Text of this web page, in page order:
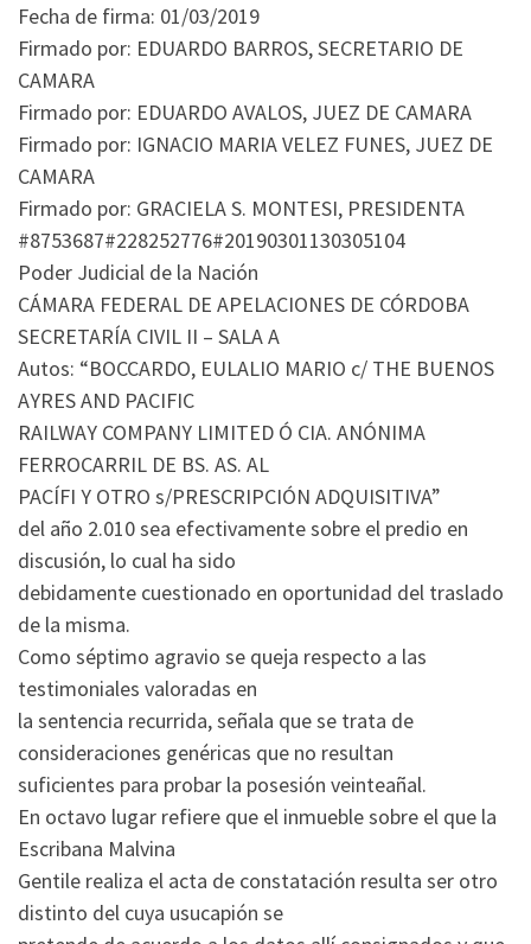
Fecha de firma: 01/03/2019
Firmado por: EDUARDO BARROS, SECRETARIO DE
CAMARA
Firmado por: EDUARDO AVALOS, JUEZ DE CAMARA
Firmado por: IGNACIO MARIA VELEZ FUNES, JUEZ DE
CAMARA
Firmado por: GRACIELA S. MONTESI, PRESIDENTA
#8753687#228252776#20190301130305104
Poder Judicial de la Nación
CÁMARA FEDERAL DE APELACIONES DE CÓRDOBA
SECRETARÍA CIVIL II – SALA A
Autos: “BOCCARDO, EULALIO MARIO c/ THE BUENOS
AYRES AND PACIFIC
RAILWAY COMPANY LIMITED Ó CIA. ANÓNIMA
FERROCARRIL DE BS. AS. AL
PACÍFI Y OTRO s/PRESCRIPCIÓN ADQUISITIVA”
del año 2.010 sea efectivamente sobre el predio en
discusión, lo cual ha sido
debidamente cuestionado en oportunidad del traslado
de la misma.
Como séptimo agravio se queja respecto a las
testimoniales valoradas en
la sentencia recurrida, señala que se trata de
consideraciones genéricas que no resultan
suficientes para probar la posesión veinteañal.
En octavo lugar refiere que el inmueble sobre el que la
Escribana Malvina
Gentile realiza el acta de constatación resulta ser otro
distinto del cuya usucapión se